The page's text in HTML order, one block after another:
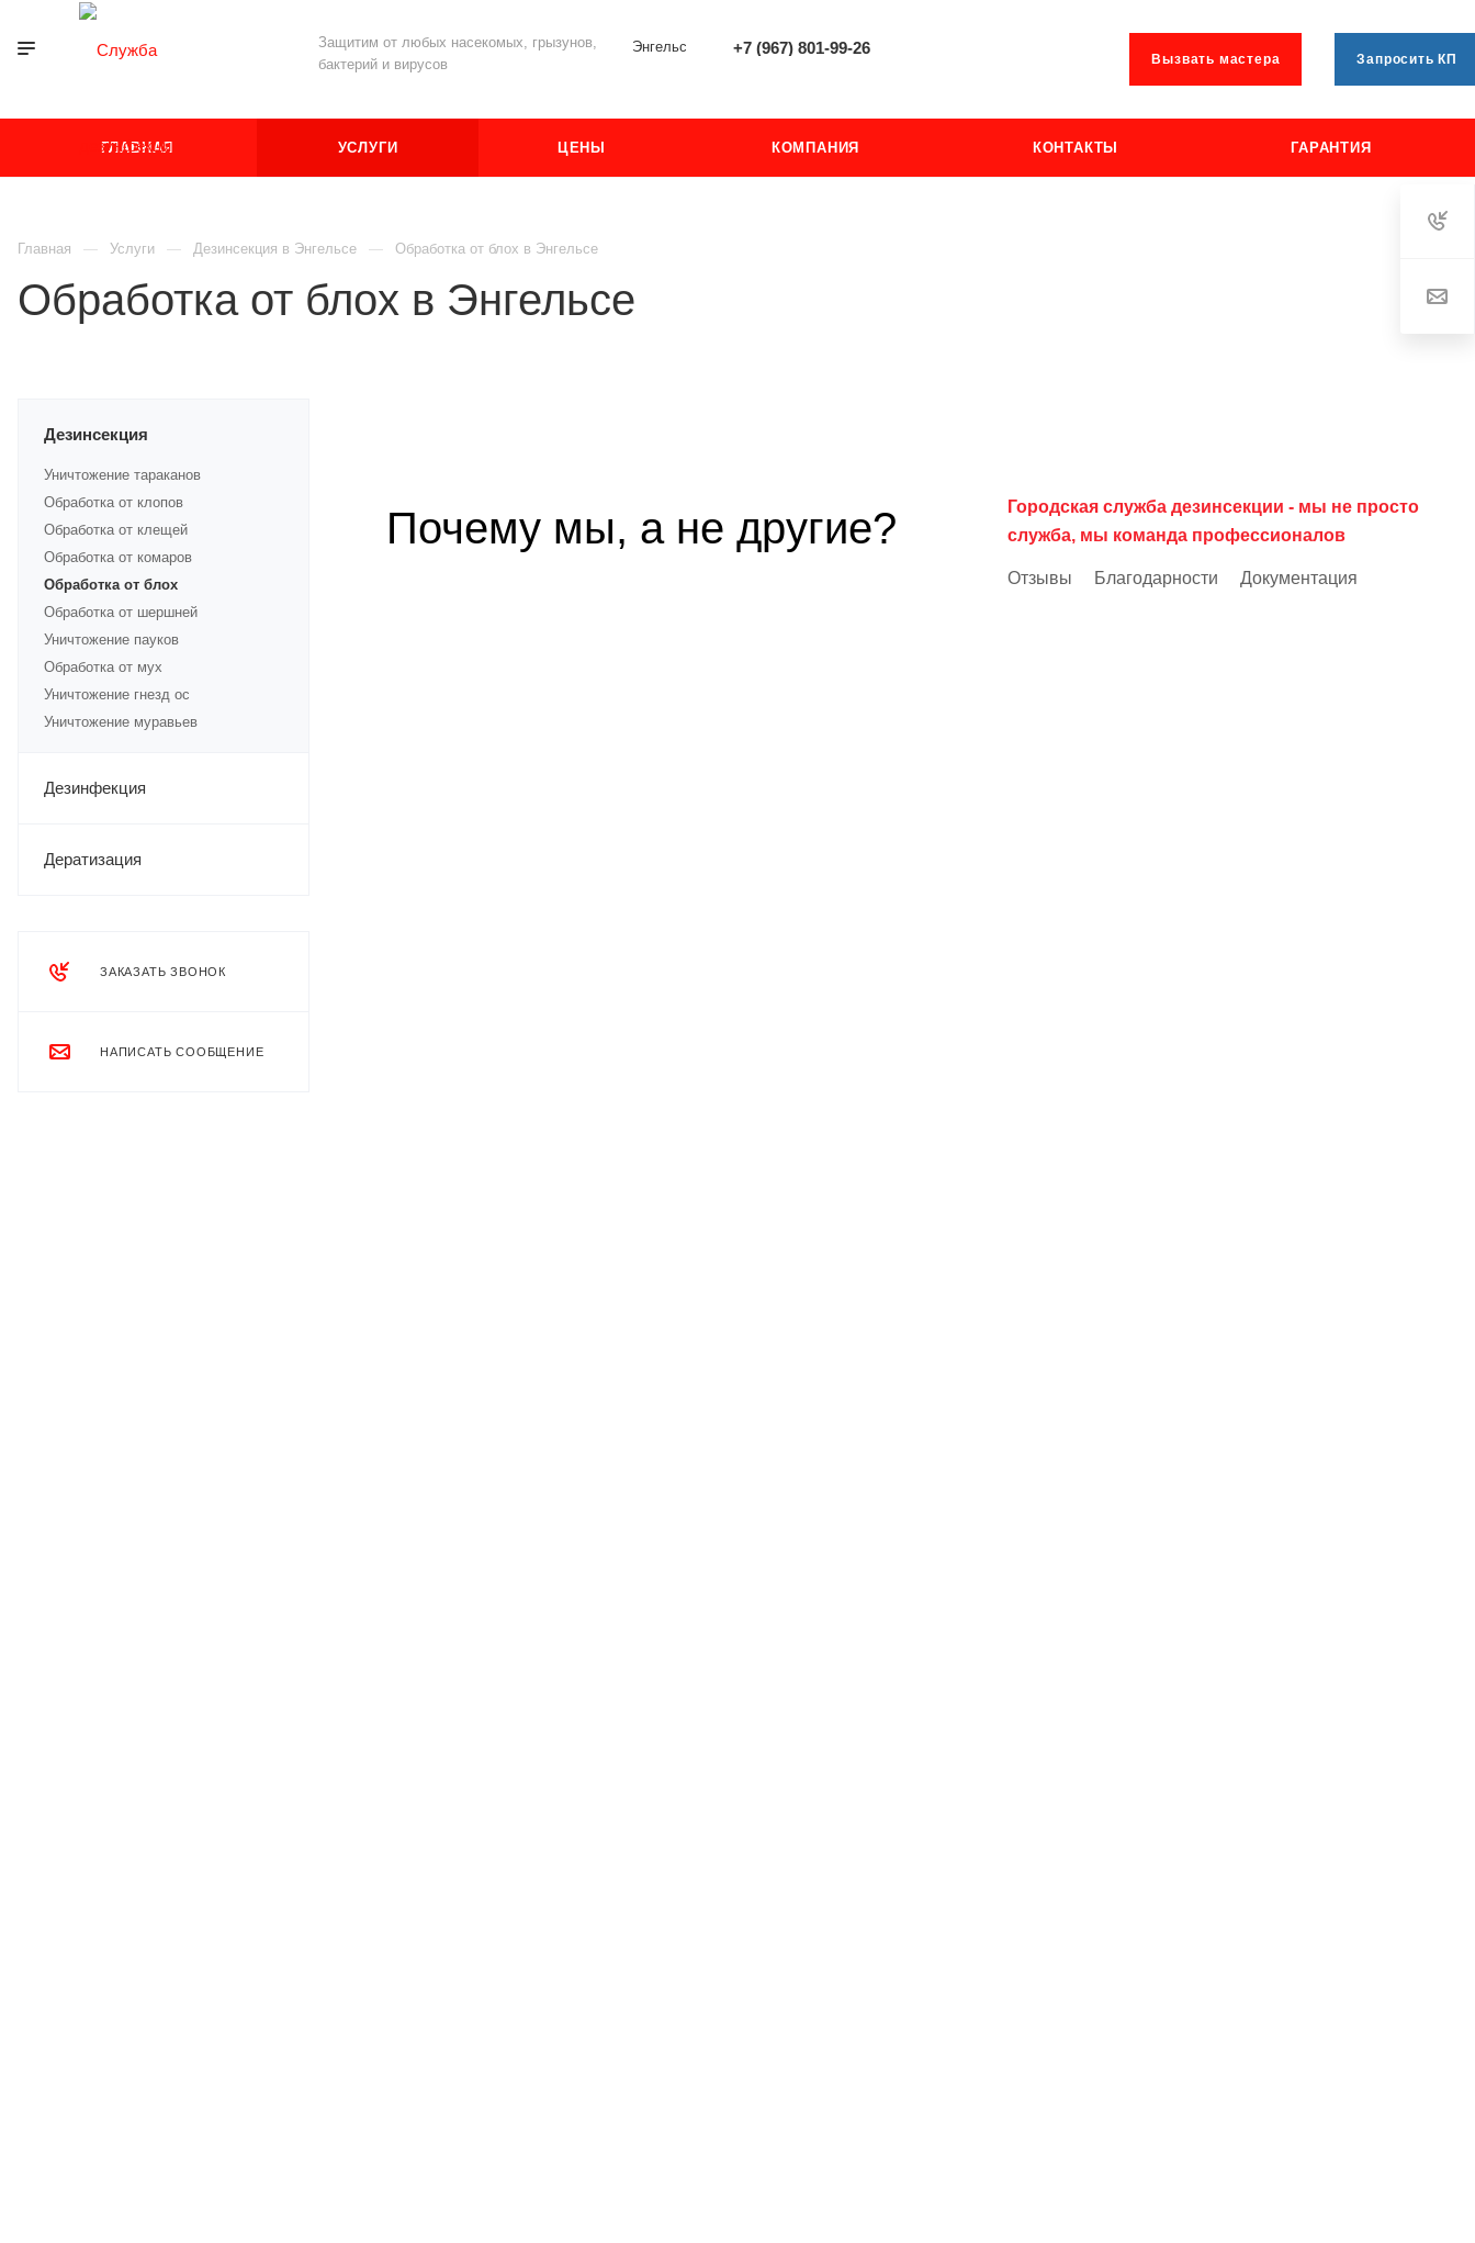
Защитим от любых насекомых, грызунов,
бактерий и вирусов
Энгельс +7 (967) 801-99-26
Вызвать мастера Запросить КП
ГЛАВНАЯ УСЛУГИ ЦЕНЫ КОМПАНИЯ КОНТАКТЫ ГАРАНТИЯ
Главная Услуги Дезинсекция в Энгельсе Обработка от блох в Энгельсе
Обработка от блох в Энгельсе
Дезинсекция
Уничтожение тараканов
Обработка от клопов
Обработка от клещей
Обработка от комаров
Обработка от блох
Обработка от шершней
Уничтожение пауков
Обработка от мух
Уничтожение гнезд ос
Уничтожение муравьев
Дезинфекция
Дератизация
ЗАКАЗАТЬ ЗВОНОК
НАПИСАТЬ СООБЩЕНИЕ
Почему мы, а не другие?
Городская служба дезинсекции - мы не просто
служба, мы команда профессионалов
Отзывы Благодарности Документация